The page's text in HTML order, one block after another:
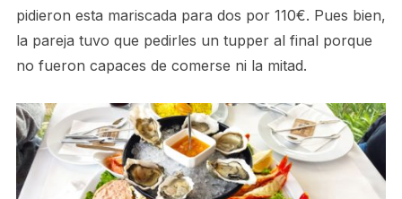
pidieron esta mariscada para dos por 110€. Pues bien,
la pareja tuvo que pedirles un tupper al final porque
no fueron capaces de comerse ni la mitad.